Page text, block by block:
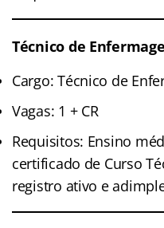
Técnico de
Cargo: Técnico de
Vagas: 1 + CR
Requisitos: Ensino
certificado de Curso
registro ativo e